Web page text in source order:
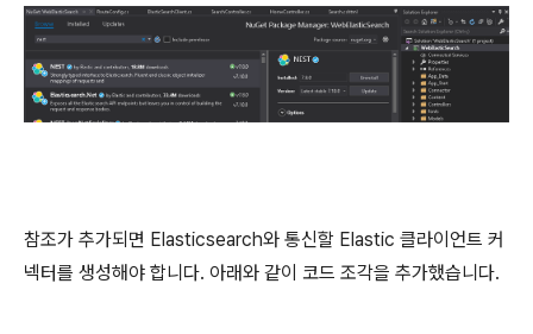
참조가 추가되면 Elasticsearch와 통신할 Elastic 클라이언트 커
넥터를 생성해야 합니다. 아래와 같이 코드 조각을 추가했습니다.